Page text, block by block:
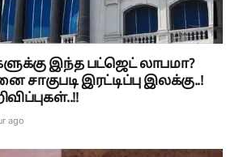
இந்த பட்ஜெட் லாபமா?
சாகுபடி இரட்டிப்பு இலக்கு..!
ago